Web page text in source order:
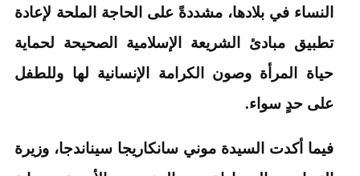
النساء في بلادها، مشددةً على الحاجة الملحة لإعادة
تطبيق مبادئ الشريعة الإسلامية الصحيحة لحماية
حياة المرأة وصون الكرامة الإنسانية لها وللطفل
على حدٍ سواء.
فيما أكدت السيدة موني سانكاريجا سيناندجا، وزيرة